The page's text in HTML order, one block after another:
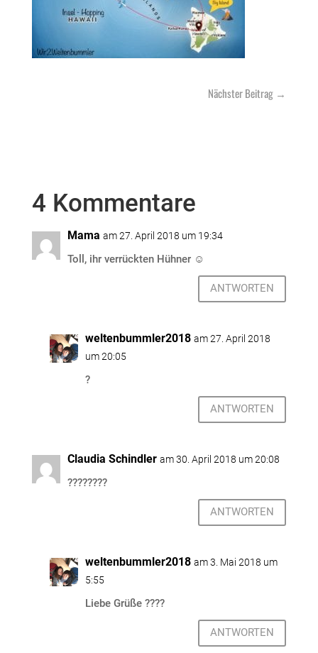
Nächster Beitrag →
4 Kommentare
Mama am 27. April 2018 um 19:34
Toll, ihr verrückten Hühner ☺️
ANTWORTEN
weltenbummler2018 am 27. April 2018
um 20:05
?
ANTWORTEN
Claudia Schindler am 30. April 2018 um 20:08
????????
ANTWORTEN
weltenbummler2018 am 3. Mai 2018 um
5:55
Liebe Grüße ????
ANTWORTEN